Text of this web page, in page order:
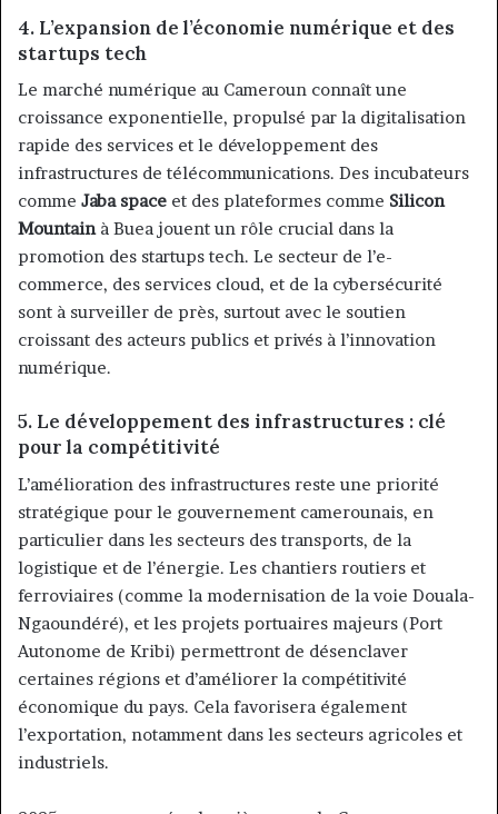
4. L’expansion de l’économie numérique et des
startups tech
Le marché numérique au Cameroun connaît une
croissance exponentielle, propulsé par la digitalisation
rapide des services et le développement des
infrastructures de télécommunications. Des incubateurs
comme Jaba space et des plateformes comme Silicon
Mountainà Buea jouent un rôle crucial dans la
promotion des startups tech. Le secteur de l’e-
commerce, des services cloud, et de la cybersécurité
sont à surveiller de près, surtout avec le soutien
croissant des acteurs publics et privés à l’innovation
numérique.
5. Le développement des infrastructures : clé
pour la compétitivité
L’amélioration des infrastructures reste une priorité
stratégique pour le gouvernement camerounais, en
particulier dans les secteurs des transports, de la
logistique et de l’énergie. Les chantiers routiers et
ferroviaires (comme la modernisation de la voie Douala-
Ngaoundéré), et les projets portuaires majeurs (Port
Autonome de Kribi) permettront de désenclaver
certaines régions et d’améliorer la compétitivité
économique du pays. Cela favorisera également
l’exportation, notamment dans les secteurs agricoles et
industriels.